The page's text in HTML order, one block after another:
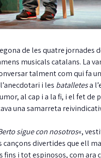
de les quatre jornades
musicals catalans. La
talment com qui fa
i les batalletesa
al cap i a la fi, i el fet de
una samarreta
sigue con nosotros«,
divertides que ell
i tot espinosos, com ara